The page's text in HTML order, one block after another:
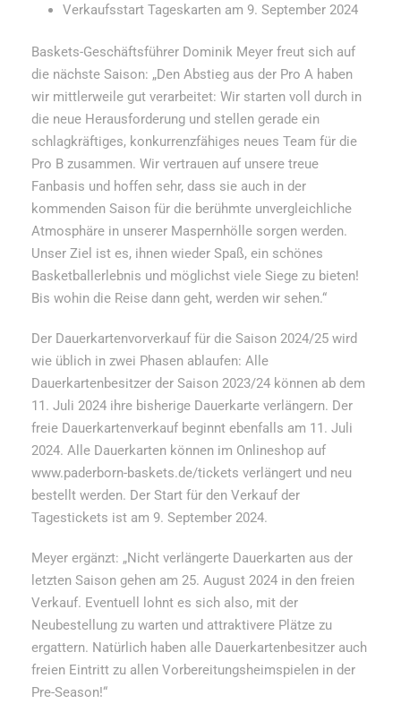
Verkaufsstart Tageskarten am 9. September 2024
Baskets-Geschäftsführer Dominik Meyer freut sich auf
die nächste Saison: „Den Abstieg aus der Pro A haben
wir mittlerweile gut verarbeitet: Wir starten voll durch in
die neue Herausforderung und stellen gerade ein
schlagkräftiges, konkurrenzfähiges neues Team für die
Pro B zusammen. Wir vertrauen auf unsere treue
Fanbasis und hoffen sehr, dass sie auch in der
kommenden Saison für die berühmte unvergleichliche
Atmosphäre in unserer Maspernhölle sorgen werden.
Unser Ziel ist es, ihnen wieder Spaß, ein schönes
Basketballerlebnis und möglichst viele Siege zu bieten!
Bis wohin die Reise dann geht, werden wir sehen.“
Der Dauerkartenvorverkauf für die Saison 2024/25 wird
wie üblich in zwei Phasen ablaufen: Alle
Dauerkartenbesitzer der Saison 2023/24 können ab dem
11. Juli 2024 ihre bisherige Dauerkarte verlängern. Der
freie Dauerkartenverkauf beginnt ebenfalls am 11. Juli
2024. Alle Dauerkarten können im Onlineshop auf
www.paderborn-baskets.de/tickets verlängert und neu
bestellt werden. Der Start für den Verkauf der
Tagestickets ist am 9. September 2024.
Meyer ergänzt: „Nicht verlängerte Dauerkarten aus der
letzten Saison gehen am 25. August 2024 in den freien
Verkauf. Eventuell lohnt es sich also, mit der
Neubestellung zu warten und attraktivere Plätze zu
ergattern. Natürlich haben alle Dauerkartenbesitzer auch
freien Eintritt zu allen Vorbereitungsheimspielen in der
Pre-Season!“